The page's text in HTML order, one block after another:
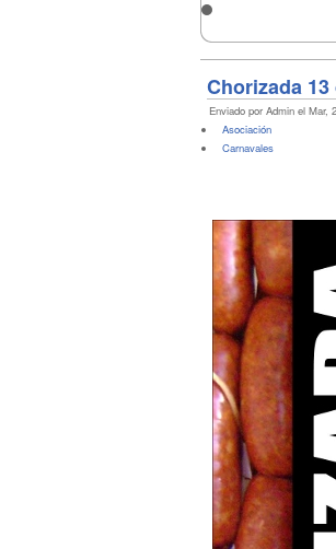
Chorizada 13
Enviado por Admin el Mar,
Asociación
Carnavales